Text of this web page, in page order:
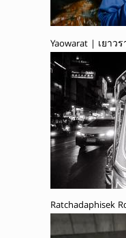
Yaowarat | เยาว
Ratchadaphisek